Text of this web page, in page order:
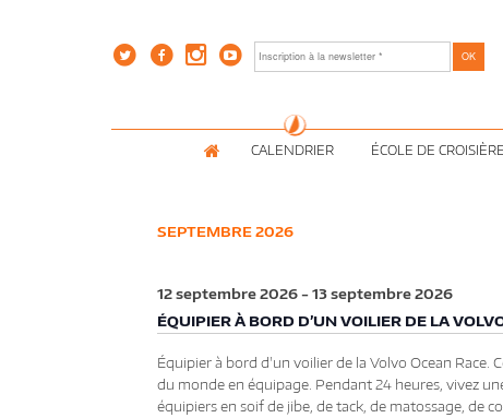
CALENDRIER ÉCOLE DE CROISIÈRE
SEPTEMBRE 2026
ÉQUIPIER À BORD D’UN VOILIER DE LA
12 septembre 2026-13 septembre 2026
Équipier à bord d'un voilier de la Volvo Ocean
du monde en équipage. Pendant 24 heures, vivez
équipiers en soif de jibe, de tack, de matossage, de